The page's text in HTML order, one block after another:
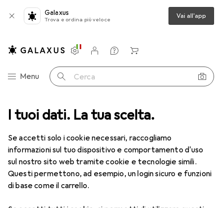
I tuoi dati. La tua scelta.
Se accetti solo i cookie necessari, raccogliamo
informazioni sul tuo dispositivo e comportamento d'uso
sul nostro sito web tramite cookie e tecnologie simili.
Questi permettono, ad esempio, un login sicuro e funzioni
di base come il carrello.
Galaxus
Trova e ordina più veloce Vai all'app
Categoria Navigazione
Menu Cerca
Impostazioni
Conto cliente
Liste di confronto
Liste dei desideri
Carrello
Audio Studio di registrazione Accessori per microfono
Accessori per microfono
ScopriForum